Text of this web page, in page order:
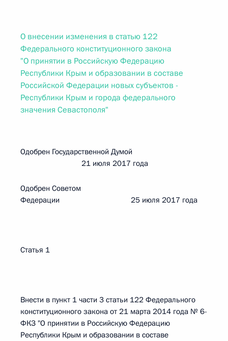
О внесении изменения в статью 122
Федерального конституционного закона
"О принятии в Российскую Федерацию
Республики Крым и образовании в составе
Российской Федерации новых субъектов -
Республики Крым и города федерального
значения Севастополя"
Одобрен Государственной Думой
21 июля 2017 года
Одобрен Советом
Федерации 25 июля 2017 года
Статья 1
Внести в пункт 1 части 3 статьи 122 Федерального
конституционного закона от 21 марта 2014 года № 6-
ФКЗ "О принятии в Российскую Федерацию
Республики Крым и образовании в составе